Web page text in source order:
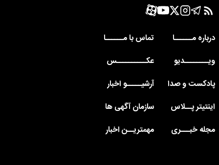
درباره مــــــا
تماس با مــــــا
ویــــــــدیو
عکــــــــــس
پادکست و صدا
آرشیـــــو اخبار
اینتیتر پــلاس
سازمان آگهی ها
مجله خبـــری
مهمتریــن اخبار